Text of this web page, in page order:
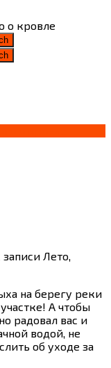
о кровле
записи Лето,
на берегу реки
А чтобы
радовал вас и
водой, не
об уходе за